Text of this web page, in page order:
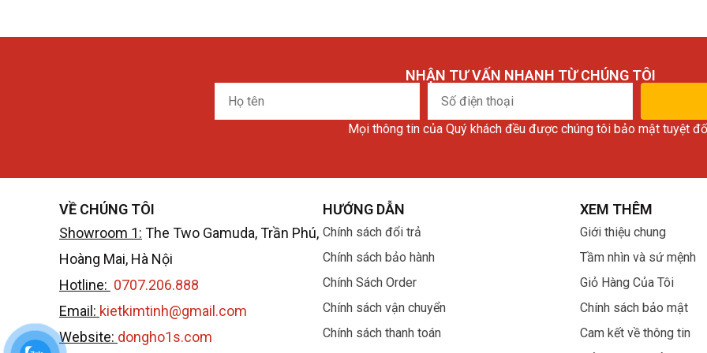
NHẬN TƯ VẤN NHANH TỪ CHÚNG TÔI
Họ
tên
Số
điện
Mọi thông tin của Quý khách đều được chúng tôi bảo mật tuyệt
VỀ CHÚNG TÔI
Showroom 1: The Two Gamuda, Trần Phú,
Hoàng Mai, Hà Nội
Hotline: 0707.206.888
Email: kietkimtinh@gmail.com
Website: dongho1s.com
HƯỚNG DẪN
Chính sách đổi trả
Chính sách bảo hành
Chính Sách Order
Chính sách vận chuyển
Chính sách thanh toán
XEM THÊM
Giới thiệu chung
Tầm nhìn và sứ mệnh
Giỏ Hàng Của Tôi
Chính sách bảo mật
Cam kết về thông tin